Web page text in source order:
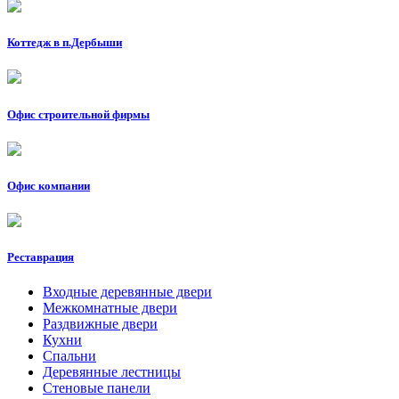
Коттедж в п.Дербыши
Офис строительной фирмы
Офис компании
Реставрация
Входные деревянные двери
Межкомнатные двери
Раздвижные двери
Кухни
Спальни
Деревянные лестницы
Стеновые панели